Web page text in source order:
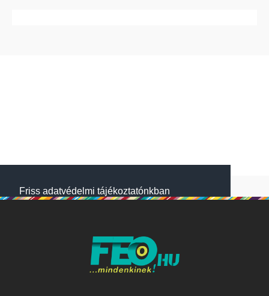
Friss adatvédelmi tájékoztatónkban
használunk a jobb működésért. A Website
NetSolution Média Zrt. 2018 május 25.
napjától hatályos adatkezelési tájékoztatóját